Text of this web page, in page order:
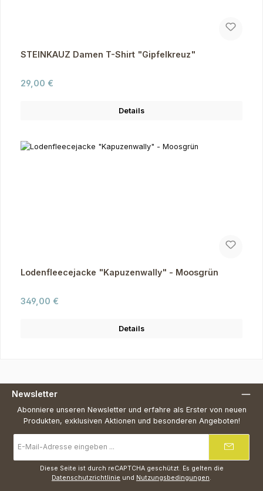
STEINKAUZ Damen T-Shirt "Gipfelkreuz"
Regulärer Preis:
29,00 €
Details
Lodenfleecejacke "Kapuzenwally" - Moosgrün
Regulärer Preis:
349,00 €
Details
Newsletter
Abonniere unseren Newsletter und erfahre als Erster von neuen
Produkten, exklusiven Aktionen und besonderen Angeboten!
Mail-
Adresse
Diese Seite ist durch reCAPTCHA geschützt. Es gelten die
Datenschutzrichtlinie und Nutzungsbedingungen.